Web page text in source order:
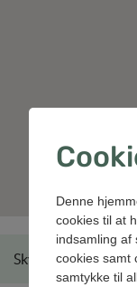
Skyttemarksvej:
Denne
cookies til at
indsamling af
cookies samt
samtykke til